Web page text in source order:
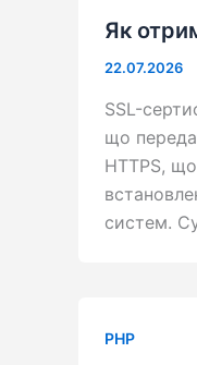
Як
22.07.2026
SSL-
що
HTTPS,
систем.
PHP